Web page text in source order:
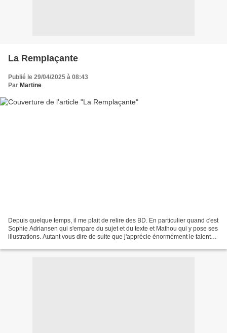
La Remplaçante
Publié le 29/04/2025 à 08:43
Par Martine
Depuis quelque temps, il me plait de relire des BD. En particulier quand c'est
Sophie Adriansen qui s'empare du sujet et du texte et Mathou qui y pose ses
illustrations. Autant vous dire de suite que j'apprécie énormément le talent